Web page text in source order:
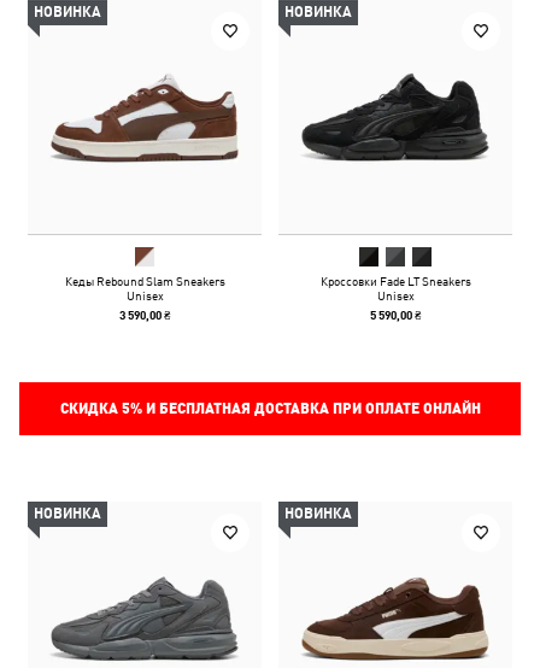
НОВИНКА
Кеды Rebound Slam Sneakers
Unisex
3 590,00 ₴
НОВИНКА
Кроссовки Fade LT Sneakers
Unisex
5 590,00 ₴
СКИДКА 5%И БЕСПЛАТНАЯ ДОСТАВКА ПРИ ОПЛАТЕ ОНЛАЙН
НОВИНКА НОВИНКА